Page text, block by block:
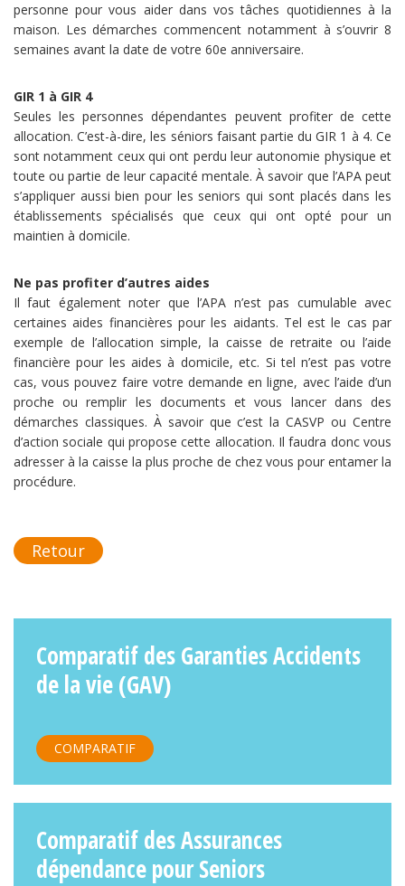
personne pour vous aider dans vos tâches quotidiennes à la
maison. Les démarches commencent notamment à s’ouvrir 8
semaines avant la date de votre 60e anniversaire.
GIR 1 à GIR 4
Seules les personnes dépendantes peuvent profiter de cette
allocation. C’est-à-dire, les séniors faisant partie du GIR 1 à 4. Ce
sont notamment ceux qui ont perdu leur autonomie physique et
toute ou partie de leur capacité mentale. À savoir que l’APA peut
s’appliquer aussi bien pour les seniors qui sont placés dans les
établissements spécialisés que ceux qui ont opté pour un
maintien à domicile.
Ne pas profiter d’autres aides
Il faut également noter que l’APA n’est pas cumulable avec
certaines aides financières pour les aidants. Tel est le cas par
exemple de l’allocation simple, la caisse de retraite ou l’aide
financière pour les aides à domicile, etc. Si tel n’est pas votre
cas, vous pouvez faire votre demande en ligne, avec l’aide d’un
proche ou remplir les documents et vous lancer dans des
démarches classiques. À savoir que c’est la CASVP ou Centre
d’action sociale qui propose cette allocation. Il faudra donc vous
adresser à la caisse la plus proche de chez vous pour entamer la
procédure.
Retour
Comparatif des Garanties Accidents
de la vie (GAV)
COMPARATIF
Comparatif des Assurances
dépendance pour Seniors